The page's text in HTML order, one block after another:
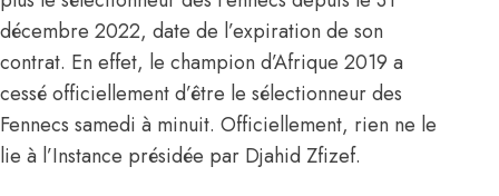
décembre 2022, date de l’expiration de son
contrat. En effet, le champion d’Afrique 2019 a
cessé officiellement d’être le sélectionneur des
Fennecs samedi à minuit. Officiellement, rien ne le
lie à l’Instance présidée par Djahid Zfizef.